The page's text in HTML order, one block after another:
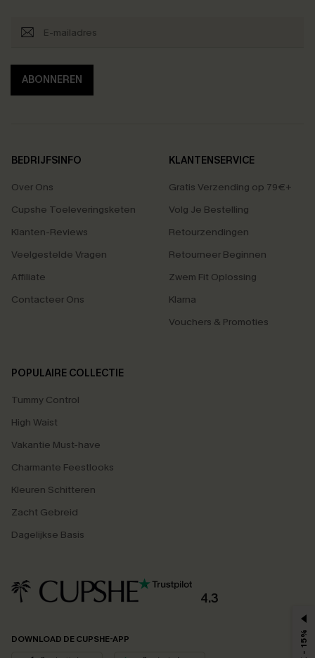
ABONNEREN
BEDRIJFSINFO
Over Ons
Cupshe Toeleveringsketen
Klanten-Reviews
Veelgestelde Vragen
Affiliate
Contacteer Ons
KLANTENSERVICE
Gratis Verzending op 79€+
Volg Je Bestelling
Retourzendingen
Retourneer Beginnen
Zwem Fit Oplossing
Klarna
Vouchers & Promoties
POPULAIRE COLLECTIE
Tummy Control
High Waist
Vakantie Must-have
Charmante Feestlooks
Kleuren Schitteren
Zacht Gebreid
Dagelijkse Basis
4.3
DOWNLOAD DE CUPSHE-APP